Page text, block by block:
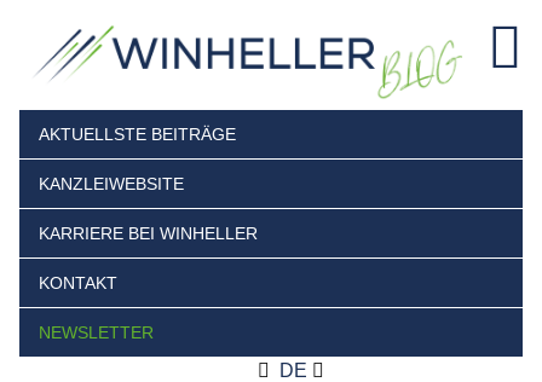
AKTUELLSTE BEITRÄGE
KANZLEIWEBSITE
KARRIERE BEI WINHELLER
KONTAKT
NEWSLETTER
DE